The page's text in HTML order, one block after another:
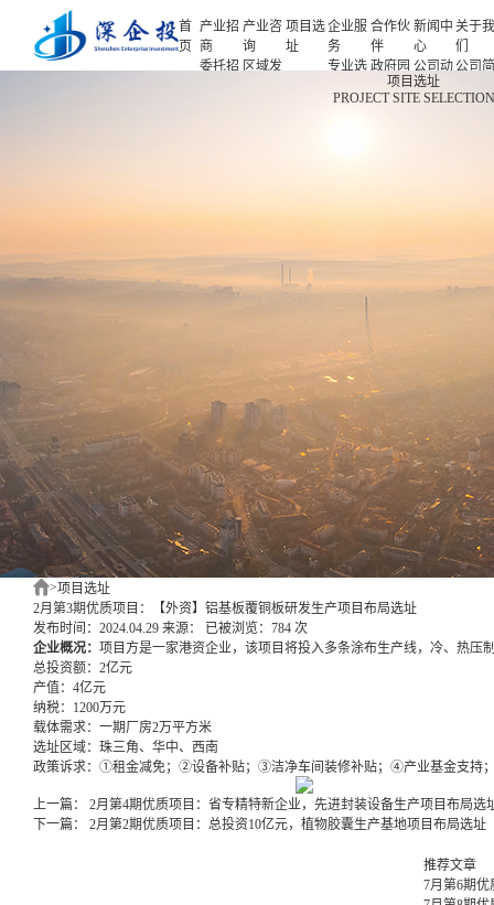
首
页
产业招
商
委托招
产业咨
询
区域发
专题研
究
项目选
址
企业服
务
专业选
项目申
合作伙
伴
政府园
企业客
新闻中
心
公司动
态
产业观
关于
们
公司
人力
新闻中心
项目选址
PROJECT SITE SELECTION
>项目选址
2月第3期优质项目：【外资】铝基板覆铜板研发生产项目布局选址
发布时间：2024.04.29 来源：
已被浏览：784 次
企业概况： 项目方是一家港资企业，该项目将投入多条涂布生产线，冷、热压
总投资额： 2亿元
产值： 4亿元
纳税： 1200万元
载体需求： 一期厂房2万平方米
选址区域： 珠三角、华中、西南
政策诉求： ①租金减免；②设备补贴；③洁净车间装修补贴；④产业基金支持
上一篇： 2月第4期优质项目：省专精特新企业，先进封装设备生产项目布局选
下一篇： 2月第2期优质项目：总投资10亿元，植物胶囊生产基地项目布局选址
推荐文章
7月第6期